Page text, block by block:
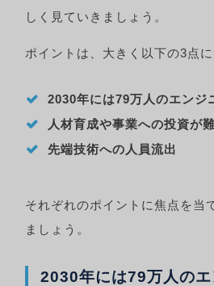
しく見ていきましょう。
ポイントは、大きく以下の3点に
2030年には79万人のエンジ
人材育成や事業への投資が
先端技術への人員流出
それぞれのポイントに焦点を当
ましょう。
2030年には79万人のエ